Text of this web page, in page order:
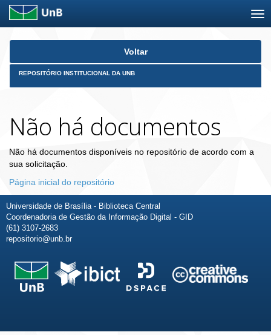
Skip
Voltar
REPOSITÓRIO INSTITUCIONAL DA UNB
Não há documentos
Não há documentos disponíveis no repositório de acordo com a
sua solicitação.
Página inicial do repositório
Universidade de Brasília - Biblioteca Central
Coordenadoria de Gestão da Informação Digital - GID
(61) 3107-2683
repositorio@unb.br